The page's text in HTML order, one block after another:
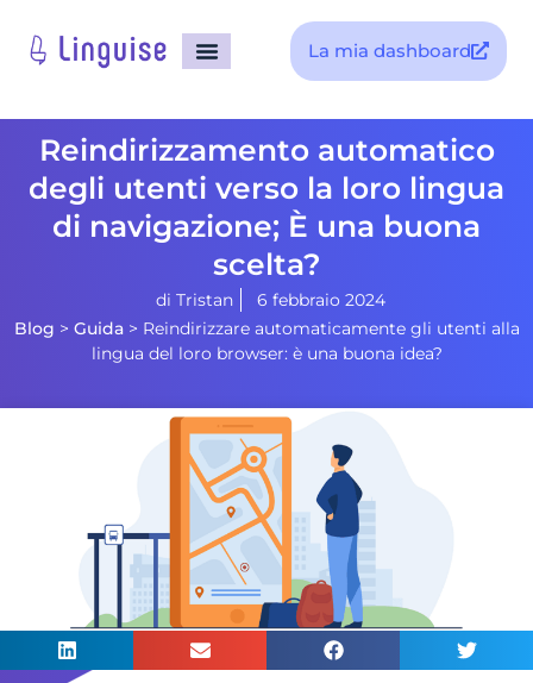
La mia dashboard
Reindirizzamento automatico
degli utenti verso la loro lingua
di navigazione; È una buona
scelta?
di Tristan
6 febbraio 2024
Blog > Guida> Reindirizzare automaticamente gli utenti alla
lingua del loro browser: è una buona idea?